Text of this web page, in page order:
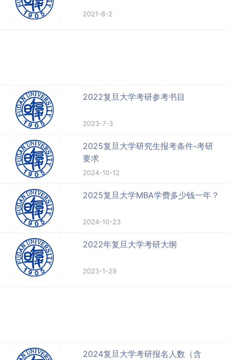
2021-8-2
2022复旦大学考研参考书目
2023-7-3
2025复旦大学研究生报考条件-考研
要求
2024-10-12
2025复旦大学MBA学费多少钱一年？
2024-10-23
2022年复旦大学考研大纲
2023-1-29
2024复旦大学考研报名人数（含